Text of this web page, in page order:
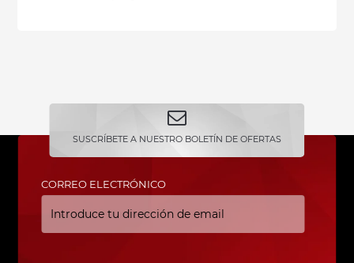
SUSCRÍBETE A NUESTRO BOLETÍN DE OFERTAS
CORREO ELECTRÓNICO